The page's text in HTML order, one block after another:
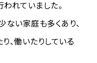
れていました。
ない家庭も多くあり、
、働いたりしている